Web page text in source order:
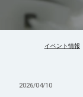
イベント情報
2026/04/10